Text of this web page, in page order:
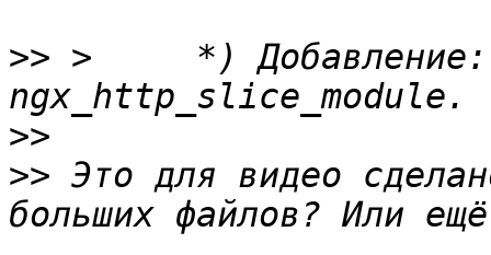
>> >     *) Добавление:
>>
>> Это для видео